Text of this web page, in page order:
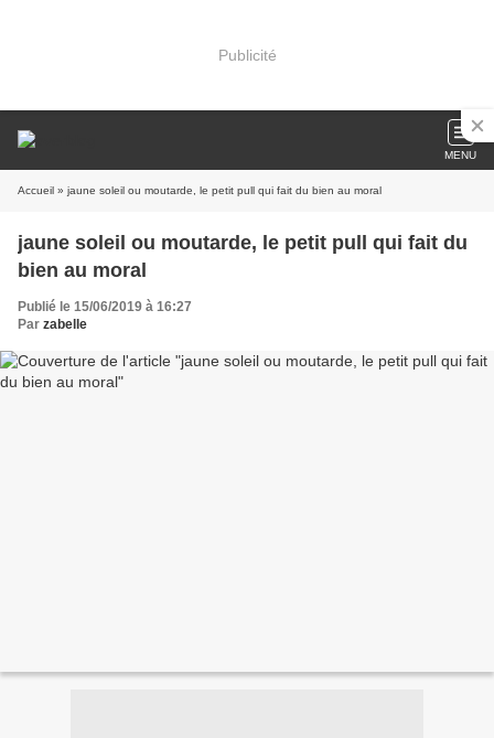
Publicité
MENU
Accueil » jaune soleil ou moutarde, le petit pull qui fait du bien au moral
jaune soleil ou moutarde, le petit pull qui fait du
bien au moral
Publié le 15/06/2019 à 16:27
Par zabelle